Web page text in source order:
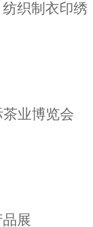
织制衣印绣
茶业博览会
展